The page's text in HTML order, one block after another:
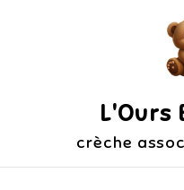
L'Ours
crèche